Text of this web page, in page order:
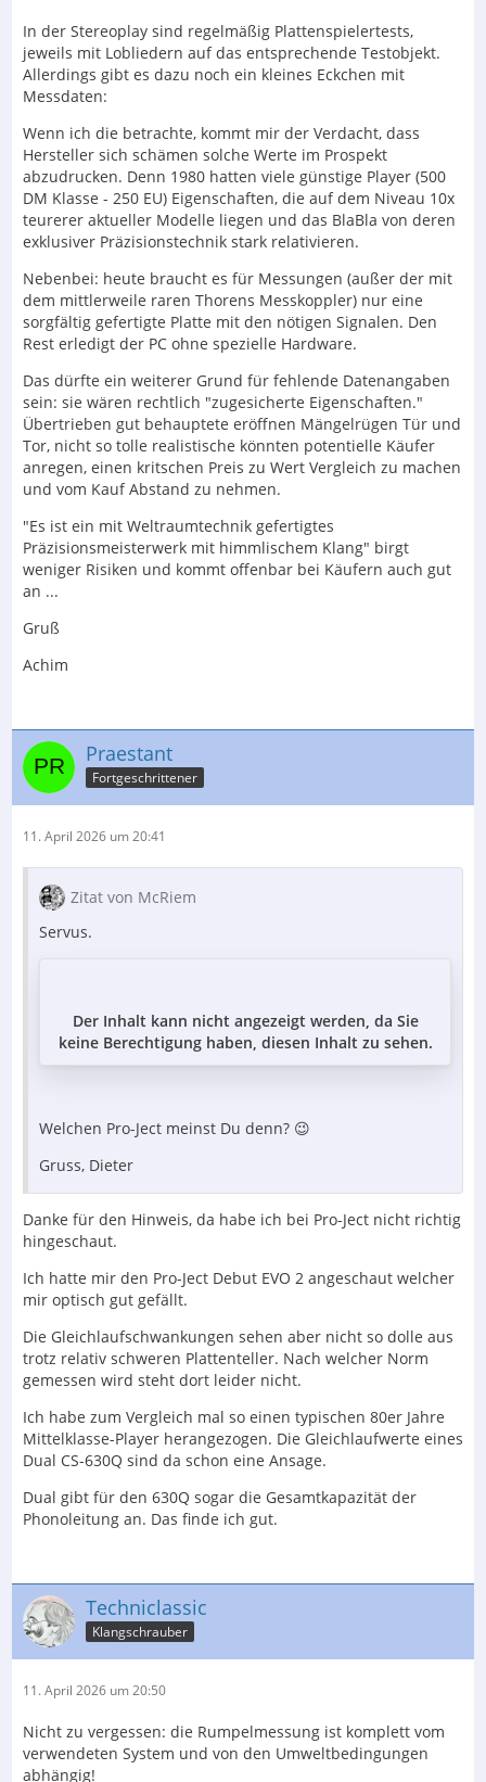
In der Stereoplay sind regelmäßig Plattenspielertests,
jeweils mit Lobliedern auf das entsprechende Testobjekt.
Allerdings gibt es dazu noch ein kleines Eckchen mit
Messdaten:
Wenn ich die betrachte, kommt mir der Verdacht, dass
Hersteller sich schämen solche Werte im Prospekt
abzudrucken. Denn 1980 hatten viele günstige Player (500
DM Klasse - 250 EU) Eigenschaften, die auf dem Niveau 10x
teurerer aktueller Modelle liegen und das BlaBla von deren
exklusiver Präzisionstechnik stark relativieren.
Nebenbei: heute braucht es für Messungen (außer der mit
dem mittlerweile raren Thorens Messkoppler) nur eine
sorgfältig gefertigte Platte mit den nötigen Signalen. Den
Rest erledigt der PC ohne spezielle Hardware.
Das dürfte ein weiterer Grund für fehlende Datenangaben
sein: sie wären rechtlich "zugesicherte Eigenschaften."
Übertrieben gut behauptete eröffnen Mängelrügen Tür und
Tor, nicht so tolle realistische könnten potentielle Käufer
anregen, einen kritschen Preis zu Wert Vergleich zu machen
und vom Kauf Abstand zu nehmen.
"Es ist ein mit Weltraumtechnik gefertigtes
Präzisionsmeisterwerk mit himmlischem Klang" birgt
weniger Risiken und kommt offenbar bei Käufern auch gut
an ...
Gruß
Achim
Praestant
Fortgeschrittener
11. April 2026 um 20:41
Zitat von McRiem
Servus.
Der Inhalt kann nicht angezeigt werden, da Sie
keine Berechtigung haben, diesen Inhalt zu sehen.
Welchen Pro-Ject meinst Du denn? 😉
Gruss, Dieter
Danke für den Hinweis, da habe ich bei Pro-Ject nicht richtig
hingeschaut.
Ich hatte mir den Pro-Ject Debut EVO 2 angeschaut welcher
mir optisch gut gefällt.
Die Gleichlaufschwankungen sehen aber nicht so dolle aus
trotz relativ schweren Plattenteller. Nach welcher Norm
gemessen wird steht dort leider nicht.
Ich habe zum Vergleich mal so einen typischen 80er Jahre
Mittelklasse-Player herangezogen. Die Gleichlaufwerte eines
Dual CS-630Q sind da schon eine Ansage.
Dual gibt für den 630Q sogar die Gesamtkapazität der
Phonoleitung an. Das finde ich gut.
Techniclassic
Klangschrauber
11. April 2026 um 20:50
Nicht zu vergessen: die Rumpelmessung ist komplett vom
verwendeten System und von den Umweltbedingungen
abhängig!